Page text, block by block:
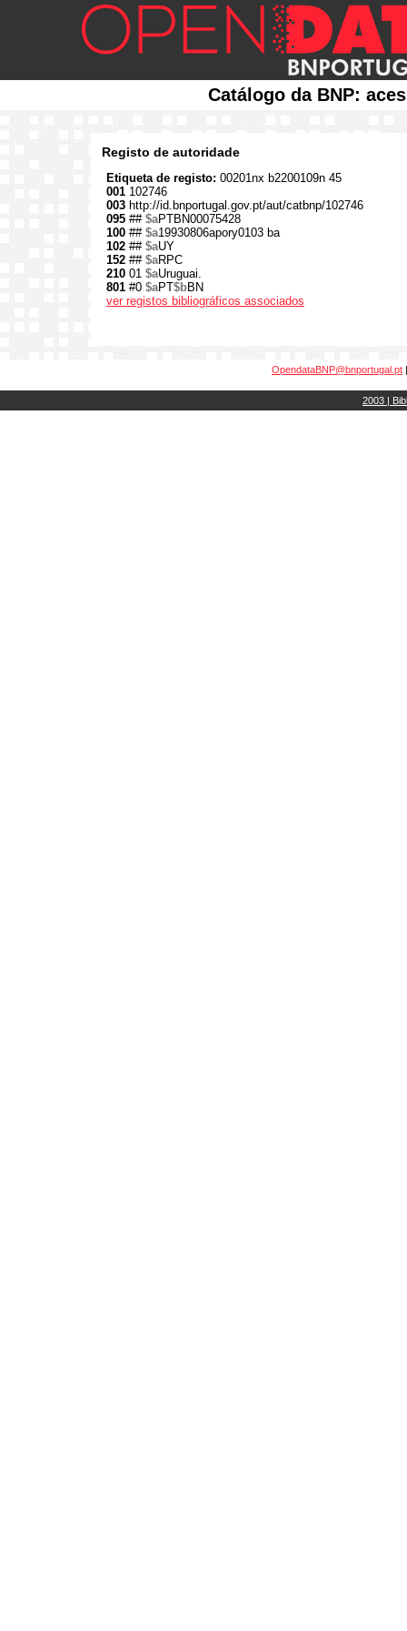
Catálogo da BNP:
Registo de autoridade
Etiqueta de registo: 00201nx b2200109n 45
001 102746
003 http://id.bnportugal.gov.pt/aut/catbnp/102746
095 ## $aPTBN00075428
100 ## $a19930806apory0103 ba
102 ## $aUY
152 ## $aRPC
210 01 $aUruguai.
801 #0 $aPT$bBN
ver registos bibliográficos associados
OpendataBNP@bnportugal.pt
2003 |